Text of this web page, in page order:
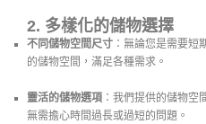
2. 多樣化的儲物選擇
不同儲物空間尺寸 ：無論您是需要
的儲物空間，滿足各種需求。
靈活的儲物選項 ：我們提供的儲物
無需擔心時間過長或過短的問題。